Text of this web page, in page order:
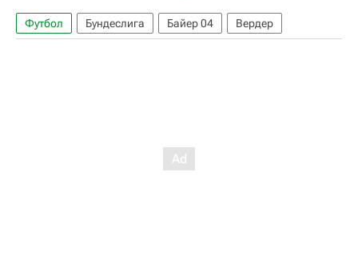
Футбол Бундеслига Байер 04 Вердер